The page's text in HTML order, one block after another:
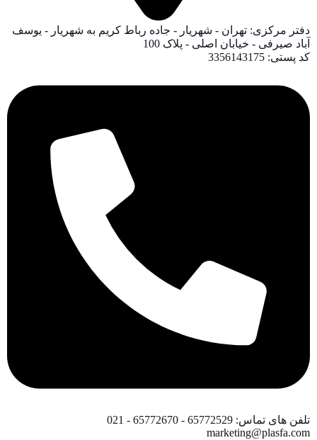
دفتر مرکزی: تهران - شهریار - جاده رباط کریم به شهریار - یوسف
آباد صیرفی - خیابان اصلی - پلاک 100
کد پستی: 3356143175
تلفن های تماس: 65772529 - 65772670 - 021
marketing@plasfa.com